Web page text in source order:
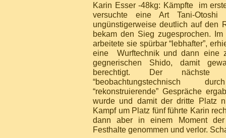
Karin Esser -48kg: Kämpfte im
versuchte eine Art Tani-
ungünstigerweise deutlich auf den
bekam den Sieg zugesprochen. Im
arbeitete sie spürbar “lebhafter”,
eine Wurftechnik und dann eine
gegnerischen Shido, damit
berechtigt. Der
“beobachtungstechnisch
“rekonstruierende” Gespräche
wurde und damit der dritte Platz
Kampf um Platz fünf führte Karin
dann aber in einem Moment
Festhalte genommen und verlor.